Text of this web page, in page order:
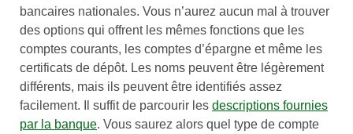
bancaires nationales. Vous n’aurez aucun mal à trouver
des options qui offrent les mêmes fonctions que les
comptes courants, les comptes d’épargne et même les
certificats de dépôt. Les noms peuvent être légèrement
différents, mais ils peuvent être identifiés assez
facilement. Il suffit de parcourir les descriptions fournies
par la banque. Vous saurez alors quel type de compte